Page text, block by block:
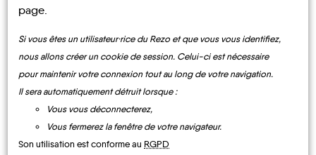
CONTACTEZ-NOUS !
Les infosMOBILITE
page.
Si vous êtes un utilisateur·rice du Rezo et que vous vous identifiez,
nous allons créer un cookie de session. Celui-ci est nécessaire
pour maintenir votre connexion tout au long de votre navigation.
Il sera automatiquement détruit lorsque :
Vous vous déconnecterez,
Vous fermerez la fenêtre de votre navigateur.
Son utilisation est conforme au RGPD